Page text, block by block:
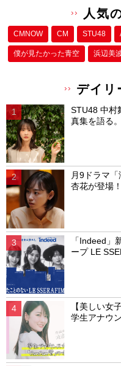
人気
CMNOW CM STU48
僕が⾒たかった⻘空 浜辺美
デイリ
STU48 中村
真集を語る。
月9ドラマ
杏花が登場！
「Indeed」
ープ LE
【美しい女
学生アナウ